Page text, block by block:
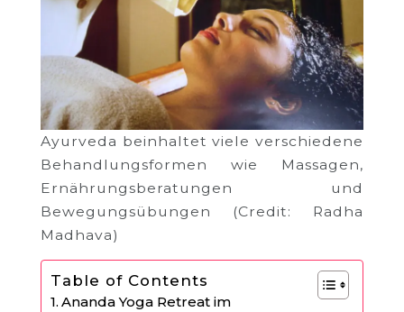
Ayurveda beinhaltet viele verschiedene
Behandlungsformen wie Massagen,
Ernährungsberatungen und
Bewegungsübungen (Credit: Radha
Madhava)
Table of Contents
Ananda Yoga Retreat im